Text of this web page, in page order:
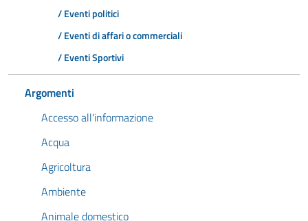
/ Eventi politici
/ Eventi di affari o commerciali
/ Eventi Sportivi
Argomenti
Accesso all'informazione
Acqua
Agricoltura
Ambiente
Animale domestico